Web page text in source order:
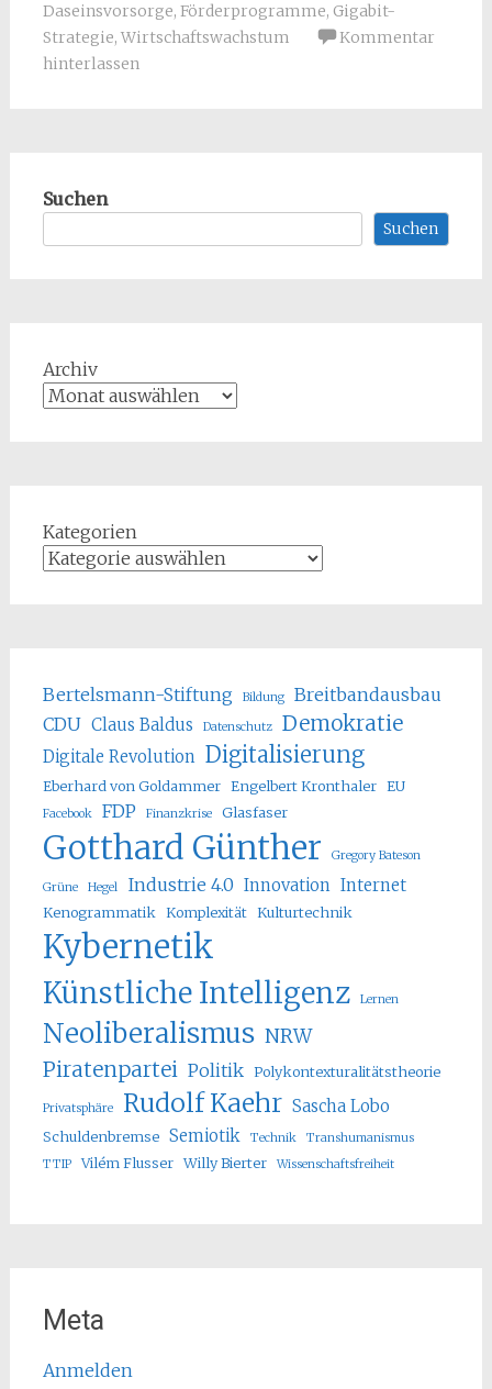
Daseinsvorsorge, Förderprogramme, Gigabit-
Strategie, Wirtschaftswachstum
Kommentar
hinterlassen
Suchen
Suchen
Archiv
Kategorien
Bertelsmann-Stiftung Bildung
Breitbandausbau
CDU Claus Baldus Datenschutz Demokratie
Digitale Revolution Digitalisierung
Eberhard von Goldammer Engelbert Kronthaler EU
Facebook FDP Finanzkrise Glasfaser
Gotthard Günther Gregory Bateson
Grüne Hegel Industrie 4.0 Innovation Internet
Kenogrammatik Komplexität Kulturtechnik
Kybernetik
Künstliche Intelligenz Lernen
Neoliberalismus NRW
Piratenpartei Politik Polykontexturalitätstheorie
Privatsphäre Rudolf Kaehr Sascha Lobo
Schuldenbremse Semiotik Technik
Transhumanismus
TTIP
Vilém Flusser Willy Bierter Wissenschaftsfreiheit
Meta
Anmelden